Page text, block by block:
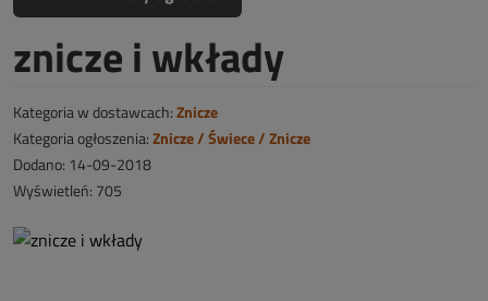
znicze i wkłady
Kategoria w dostawcach:Znicze
Kategoria ogłoszenia:Znicze / Świece / Znicze
Dodano: 14-09-2018
Wyświetleń: 705